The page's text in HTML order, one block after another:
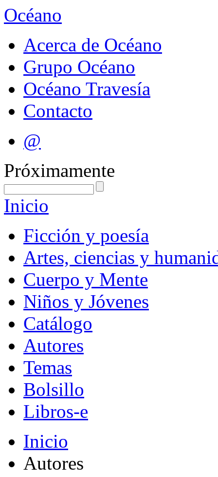
Océano
Acerca de Océano
Grupo Océano
Océano Travesía
Contacto
@
Próximamente
Inicio
Ficción y poesía
Artes, ciencias y
Cuerpo y Mente
Niños y Jóvenes
Catálogo
Autores
Temas
Bolsillo
Libros-e
Inicio
Autores